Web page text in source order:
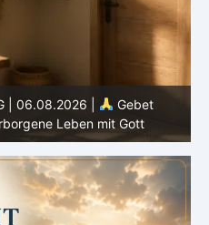
| 05.08.2026 |
Tägliche